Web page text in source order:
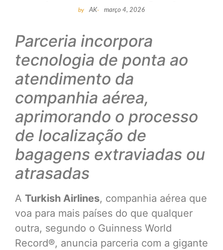
by AK- março 4, 2026
Parceria incorpora
tecnologia de ponta ao
atendimento da
companhia aérea,
aprimorando o processo
de localização de
bagagens extraviadas ou
atrasadas
A Turkish Airlines, companhia aérea que
voa para mais países do que qualquer
outra, segundo o Guinness World
Record®, anuncia parceria com a gigante